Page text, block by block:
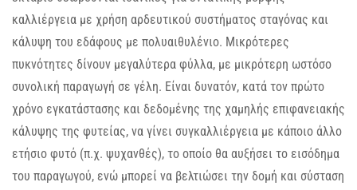
καλλιέργεια με χρήση αρδευτικού συστήματος σταγόνας και
κάλυψη του εδάφους με πολυαιθυλένιο. Μικρότερες
πυκνότητες δίνουν μεγαλύτερα φύλλα, με μικρότερη ωστόσο
συνολική παραγωγή σε γέλη. Είναι δυνατόν, κατά τον πρώτο
χρόνο εγκατάστασης και δεδομένης της χαμηλής επιφανειακής
κάλυψης της φυτείας, να γίνει συγκαλλιέργεια με κάποιο άλλο
ετήσιο φυτό (π.χ. ψυχανθές), το οποίο θα αυξήσει το εισόδημα
του παραγωγού, ενώ μπορεί να βελτιώσει την δομή και σύσταση